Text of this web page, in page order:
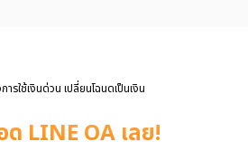
นอน ถ้าหากเรามีอสังหาริมทรัพย์ในมืออยู่
ารใช้เงินด่วน เปลี่ยนโฉนดเป็นเงิน
ด LINE OA เลย!